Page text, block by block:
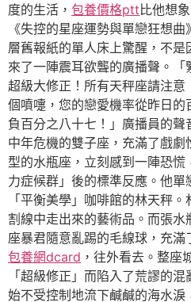
度的生活， 包養價格ptt比他想
《失控的星座運勢與單戀狂想
層舊報紙的單人床上驚醒，不
來了一陣震耳欲聾的廣播聲。
超級大修正！所有天秤座請注意
個噴嚏，您的戀愛機率從昨日
負百分之八十七！」廣播員的
中年危機的雙子座，充滿了戲
型的水瓶座，立刻感到一陣恐
力症候群」後的標準反應。他
「平衡美學」咖啡館的林天秤
割線中走出來的藝術品。而張
座暴君隨意亂踢的毛線球，充
包養網dcard ，往外看去。整座
「超級修正」而陷入了荒謬的
始不受控制地流下鹹鹹的海水